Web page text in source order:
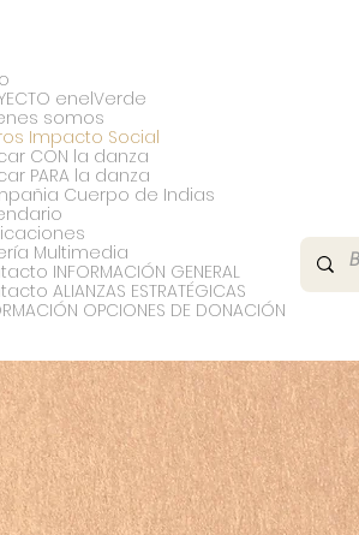
enelVerde
somos
Impacto Social
CON la danza
PARA la danza
Cuerpo de Indias
Multimedia
INFORMACIÓN GENERAL
ALIANZAS ESTRATÉGICAS
OPCIONES DE DONACIÓN
DE EL COLEGIO
EN CARTAGENA Y EL